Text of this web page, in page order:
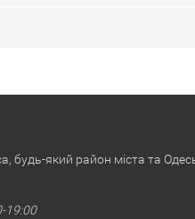
будь-який район міста та
19:00